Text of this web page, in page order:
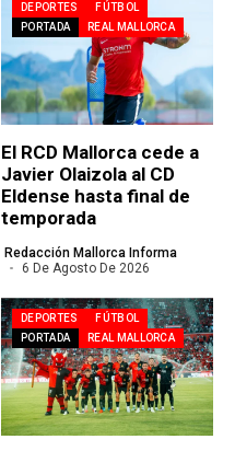
DEPORTES
FÚTBOL
PORTADA
REAL MALLORCA
El RCD Mallorca cede a
Javier Olaizola al CD
Eldense hasta final de
temporada
Redacción Mallorca Informa
6 De Agosto De 2026
DEPORTES
FÚTBOL
PORTADA
REAL MALLORCA